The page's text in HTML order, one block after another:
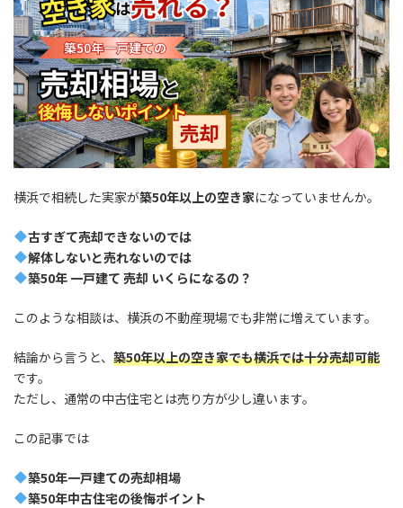
横浜で相続した実家が築50年以上の空き家になっていませんか。
古すぎて売却できないのでは
解体しないと売れないのでは
築50年 一戸建て 売却 いくらになるの？
このような相談は、横浜の不動産現場でも非常に増えています。
結論から言うと、 築50年以上の空き家でも横浜では十分売却可能
です。
ただし、通常の中古住宅とは売り方が少し違います。
この記事では
築50年一戸建ての売却相場
築50年中古住宅の後悔ポイント